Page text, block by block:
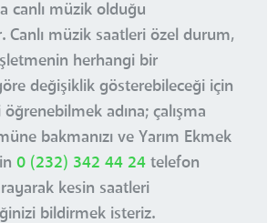
canlı müzik olduğu
Canlı müzik saatleri özel durum,
herhangi bir
değişiklik gösterebileceği için
adına; çalışma
bakmanızı ve Yarım Ekmek
0 (232) 342 44 24 telefon
kesin saatleri
bildirmek isteriz.